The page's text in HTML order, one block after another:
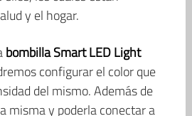
y el hogar.
bombilla Smart LED Light
configurar el color que
del mismo. Además de
misma y poderla conectar a